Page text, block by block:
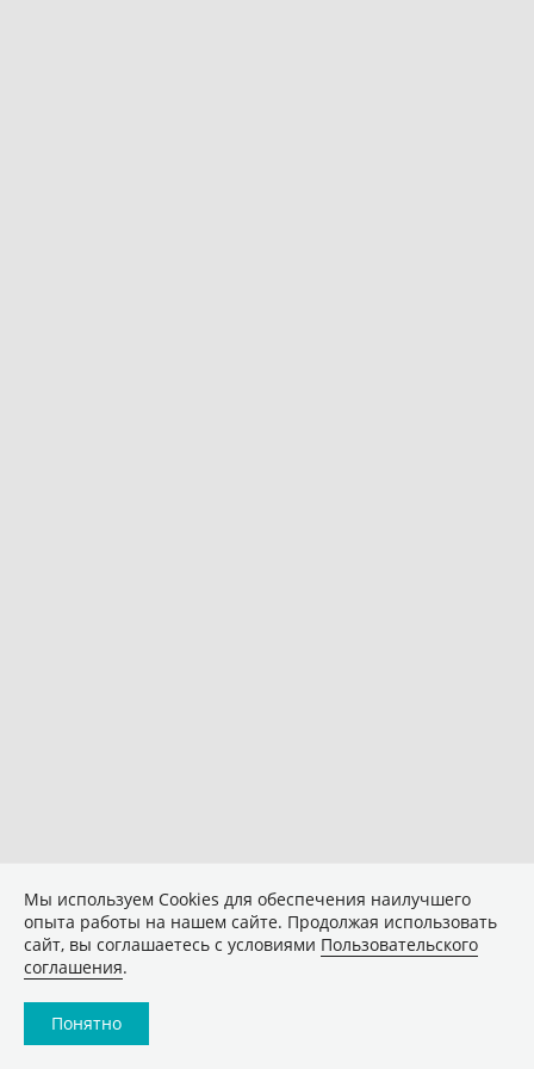
Мы используем Сookies для обеспечения наилучшего
опыта работы на нашем сайте. Продолжая использовать
сайт, вы соглашаетесь с условиями Пользовательского
соглашения.
Понятно